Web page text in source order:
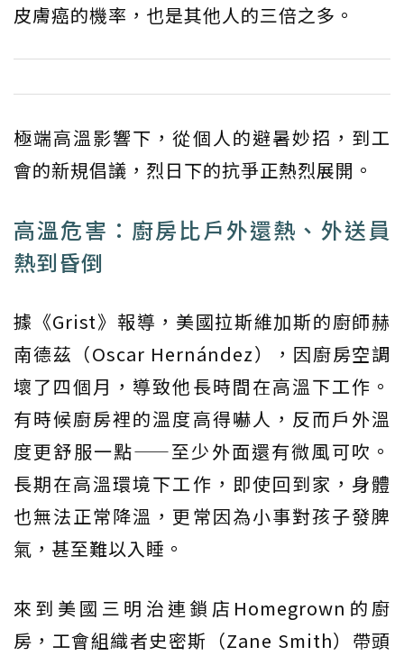
皮膚癌的機率，也是其他人的三倍之多。
極端高溫影響下，從個人的避暑妙招，到工
會的新規倡議，烈日下的抗爭正熱烈展開。
高溫危害：廚房比戶外還熱、外送員
熱到昏倒
據《Grist》報導，美國拉斯維加斯的廚師赫
南德茲（Oscar Hernández），因廚房空調
壞了四個月，導致他長時間在高溫下工作。
有時候廚房裡的溫度高得嚇人，反而戶外溫
度更舒服一點——至少外面還有微風可吹。
長期在高溫環境下工作，即使回到家，身體
也無法正常降溫，更常因為小事對孩子發脾
氣，甚至難以入睡。
來到美國三明治連鎖店Homegrown的廚
房，工會組織者史密斯（Zane Smith）帶頭